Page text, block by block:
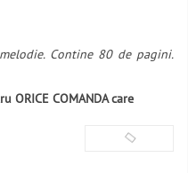
Contine 80 de pagini.
COMANDA care